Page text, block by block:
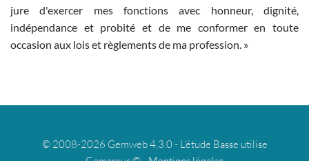
jure d'exercer mes fonctions avec honneur, dignité,
indépendance et probité et de me conformer en toute
occasion aux lois et règlements de ma profession. »
© 2008-2026 Gemweb 4.3.0 - L'étude Basse utilise